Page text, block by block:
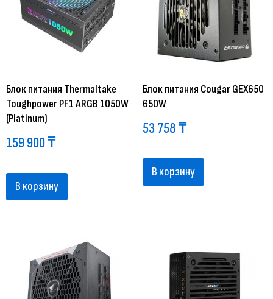
Блок питания Thermaltake
Toughpower PF1 ARGB 1050W
(Platinum)
159 900₸
В корзину
Блок питания Cougar GEX650
650W
53 758₸
В корзину